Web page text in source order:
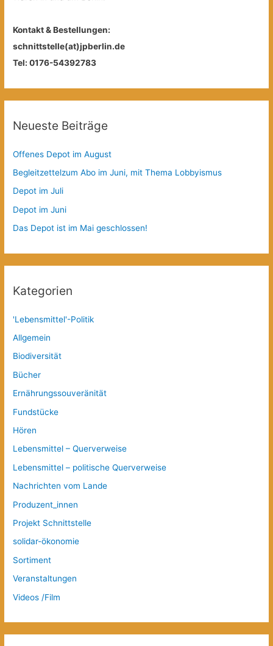
Kontakt & Bestellungen:
schnittstelle(at)jpberlin.de
Tel: 0176-54392783
Neueste Beiträge
Offenes Depot im August
Begleitzettelzum Abo im Juni, mit Thema Lobbyismus
Depot im Juli
Depot im Juni
Das Depot ist im Mai geschlossen!
Kategorien
'Lebensmittel'-Politik
Allgemein
Biodiversität
Bücher
Ernährungssouveränität
Fundstücke
Hören
Lebensmittel – Querverweise
Lebensmittel – politische Querverweise
Nachrichten vom Lande
Produzent_innen
Projekt Schnittstelle
solidar-ökonomie
Sortiment
Veranstaltungen
Videos /Film